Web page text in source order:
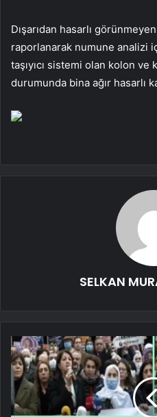
Dışarıdan hasarlı
raporlanarak numune analizi
taşıyıcı sistemi olan kolon
durumunda bina ağır hasarlı
SELKAN